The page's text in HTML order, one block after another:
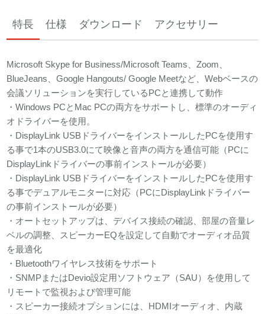
特長 仕様 ダウンロード アクセサリー
Microsoft Skype for Business/Microsoft Teams、Zoom、
BlueJeans、Google Hangouts/ Google Meetなど、Webベースの
会議ソリューションを実行しているPCと連携して動作
・Windows PCとMac PCの両方をサポートし、標準のオーディ
オドライバーを使用。
・DisplayLink USBドライバーをインストールしたPCを使用す
る事で1本のUSB3.0にて映像と音声の両方を通信可能（PCに
DisplayLinkドライバーの事前インストールが必要）
・DisplayLink USBドライバーをインストールしたPCを使用す
る事でデュアルモニターに対応（PCにDisplayLinkドライバー
の事前インストールが必要）
・オートセットアップは、デバイス接続の確認、部屋の音量レ
ベルの調整、スピーカーEQを設定して自動でオーディオ品質
を最適化
・Bluetoothワイヤレス技術をサポート
・SNMPまたはDevio設定用ソフトウェア（SAU）を使用して
リモートで監視および管理可能
・スピーカー接続オプションには、HDMIオーディオ、内蔵